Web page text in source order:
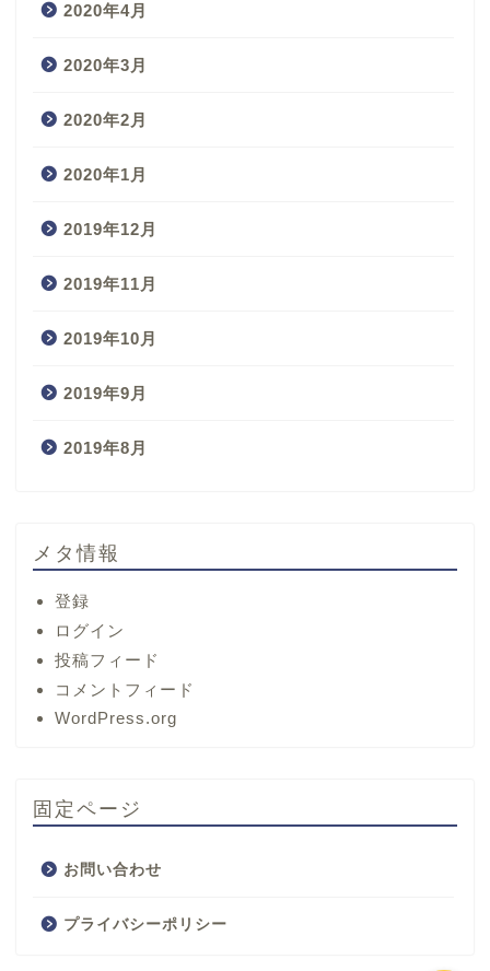
2020年4月
2020年3月
2020年2月
2020年1月
2019年12月
2019年11月
2019年10月
2019年9月
2019年8月
メタ情報
登録
ログイン
投稿フィード
コメントフィード
WordPress.org
固定ページ
お問い合わせ
プライバシーポリシー
プロフィール